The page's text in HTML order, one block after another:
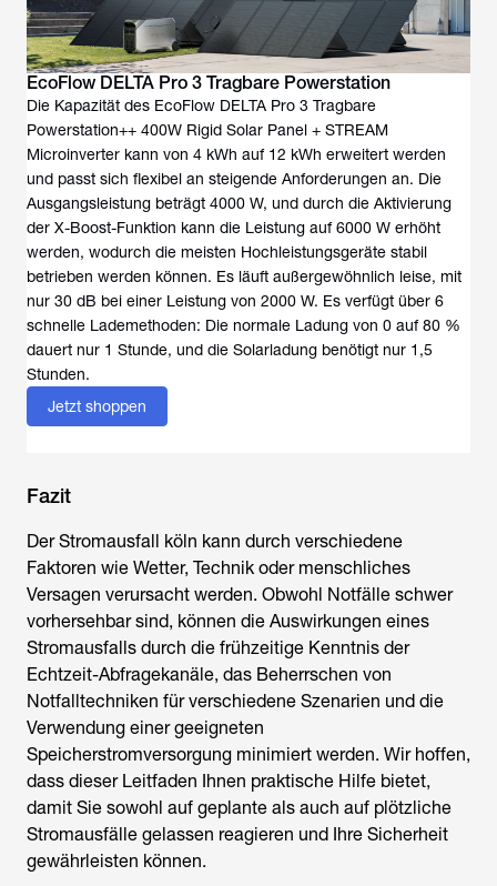
EcoFlow DELTA Pro 3 Tragbare Powerstation
Die Kapazität des EcoFlow DELTA Pro 3 Tragbare
Powerstation++ 400W Rigid Solar Panel + STREAM
Microinverter kann von 4 kWh auf 12 kWh erweitert werden
und passt sich flexibel an steigende Anforderungen an. Die
Ausgangsleistung beträgt 4000 W, und durch die Aktivierung
der X-Boost-Funktion kann die Leistung auf 6000 W erhöht
werden, wodurch die meisten Hochleistungsgeräte stabil
betrieben werden können. Es läuft außergewöhnlich leise, mit
nur 30 dB bei einer Leistung von 2000 W. Es verfügt über 6
schnelle Lademethoden: Die normale Ladung von 0 auf 80 %
dauert nur 1 Stunde, und die Solarladung benötigt nur 1,5
Stunden.
Jetzt shoppen
Fazit
DerStromausfall köln kann durch verschiedene
Faktoren wie Wetter, Technik oder menschliches
Versagen verursacht werden. Obwohl Notfälle schwer
vorhersehbar sind, können die Auswirkungen eines
Stromausfalls durch die frühzeitige Kenntnis der
Echtzeit-Abfragekanäle, das Beherrschen von
Notfalltechniken für verschiedene Szenarien und die
Verwendung einer geeigneten
Speicherstromversorgung minimiert werden. Wir hoffen,
dass dieser Leitfaden Ihnen praktische Hilfe bietet,
damit Sie sowohl auf geplante als auch auf plötzliche
Stromausfälle gelassen reagieren und Ihre Sicherheit
gewährleisten können.